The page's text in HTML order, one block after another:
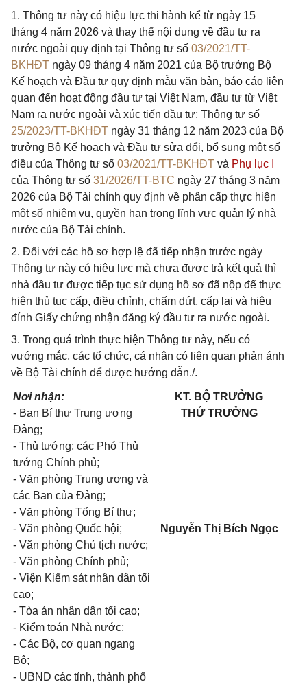
1. Thông tư này có hiệu lực thi hành kể từ ngày 15
tháng 4 năm 2026 và thay thế nội dung về đầu tư ra
nước ngoài quy định tại Thông tư số 03/2021/TT-
BKHĐT ngày 09 tháng 4 năm 2021 của Bộ trưởng Bộ
Kế hoạch và Đầu tư quy định mẫu văn bản, báo cáo liên
quan đến hoạt động đầu tư tại Việt Nam, đầu tư từ Việt
Nam ra nước ngoài và xúc tiến đầu tư; Thông tư số
25/2023/TT-BKHĐT ngày 31 tháng 12 năm 2023 của Bộ
trưởng Bộ Kế hoạch và Đầu tư sửa đổi, bổ sung một số
điều của Thông tư số 03/2021/TT-BKHĐT và Phụ lục I
của Thông tư số 31/2026/TT-BTC ngày 27 tháng 3 năm
2026 của Bộ Tài chính quy định về phân cấp thực hiện
một số nhiệm vụ, quyền hạn trong lĩnh vực quản lý nhà
nước của Bộ Tài chính.
2. Đối với các hồ sơ hợp lệ đã tiếp nhận trước ngày
Thông tư này có hiệu lực mà chưa được trả kết quả thì
nhà đầu tư được tiếp tục sử dụng hồ sơ đã nộp để thực
hiện thủ tục cấp, điều chỉnh, chấm dứt, cấp lại và hiệu
đính Giấy chứng nhận đăng ký đầu tư ra nước ngoài.
3. Trong quá trình thực hiện Thông tư này, nếu có
vướng mắc, các tổ chức, cá nhân có liên quan phản ánh
về Bộ Tài chính để được hướng dẫn./.
Nơi nhận:
- Ban Bí thư Trung ương
Đảng;
- Thủ tướng; các Phó Thủ
tướng Chính phủ;
- Văn phòng Trung ương và
các Ban của Đảng;
- Văn phòng Tổng Bí thư;
- Văn phòng Quốc hội;
- Văn phòng Chủ tịch nước;
- Văn phòng Chính phủ;
- Viện Kiểm sát nhân dân tối
cao;
- Tòa án nhân dân tối cao;
- Kiểm toán Nhà nước;
- Các Bộ, cơ quan ngang
Bộ;
- UBND các tỉnh, thành phố
KT. BỘ TRƯỞNG
THỨ TRƯỞNG
Nguyễn Thị Bích Ngọc